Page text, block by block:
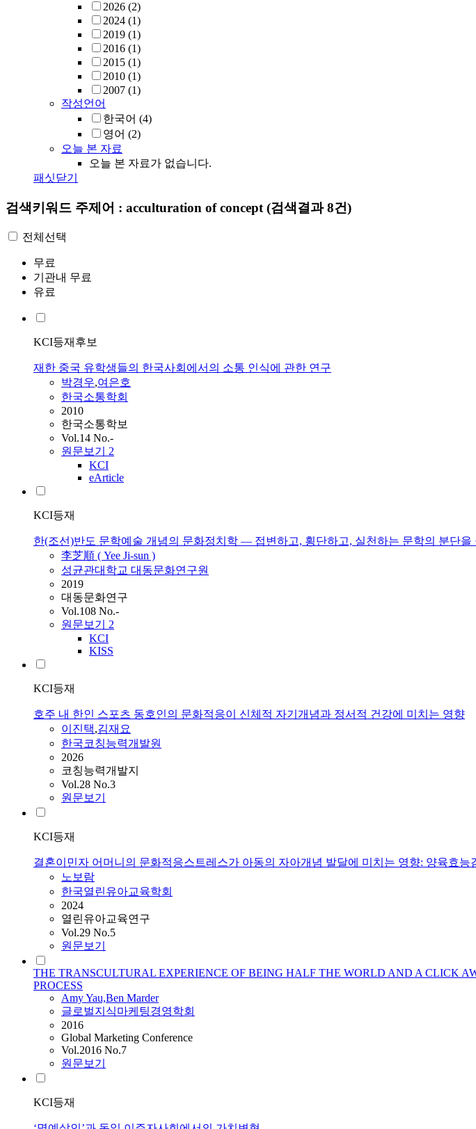
2026 (2)
2024 (1)
2019 (1)
2016 (1)
2015 (1)
2010 (1)
2007 (1)
작성언어
한국어 (4)
영어 (2)
오늘 본 자료
오늘 본 자료가 없습니다.
패싯닫기
검색키워드 주제어 : acculturation of concept (검색결과 8건)
전체선택
무료
기관내 무료
유료
KCI등재후보
재한 중국 유학생들의 한국사회에서의 소통 인식에 관한 연구
박경우,여은호
한국소통학회
2010
한국소통학보
Vol.14 No.-
원문보기 2
KCI
eArticle
KCI등재
한(조선)반도 문학예술 개념의 문화정치학 ― 접변하고, 횡단하고, 실천하는 문학의 분단을
李芝順 ( Yee Ji-sun )
성균관대학교 대동문화연구원
2019
대동문화연구
Vol.108 No.-
원문보기 2
KCI
KISS
KCI등재
호주 내 한인 스포츠 동호인의 문화적응이 신체적 자기개념과 정서적 건강에 미치는 영향
이진택,김재요
한국코칭능력개발원
2026
코칭능력개발지
Vol.28 No.3
원문보기
KCI등재
결혼이민자 어머니의 문화적응스트레스가 아동의 자아개념 발달에 미치는 영향: 양육효
노보람
한국열린유아교육학회
2024
열린유아교육연구
Vol.29 No.5
원문보기
THE TRANSCULTURAL EXPERIENCE OF BEING HALF THE WORLD AND A CLICK
PROCESS
Amy Yau,Ben Marder
글로벌지식마케팅경영학회
2016
Global Marketing Conference
Vol.2016 No.7
원문보기
KCI등재